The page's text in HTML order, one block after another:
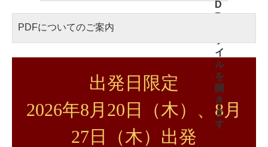
PDFについてのご案内
出発日限定
2026年8月20日（木）、8月
27日（木）出発